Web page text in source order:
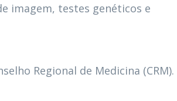
imagem, testes genéticos e
Regional de Medicina (CRM).